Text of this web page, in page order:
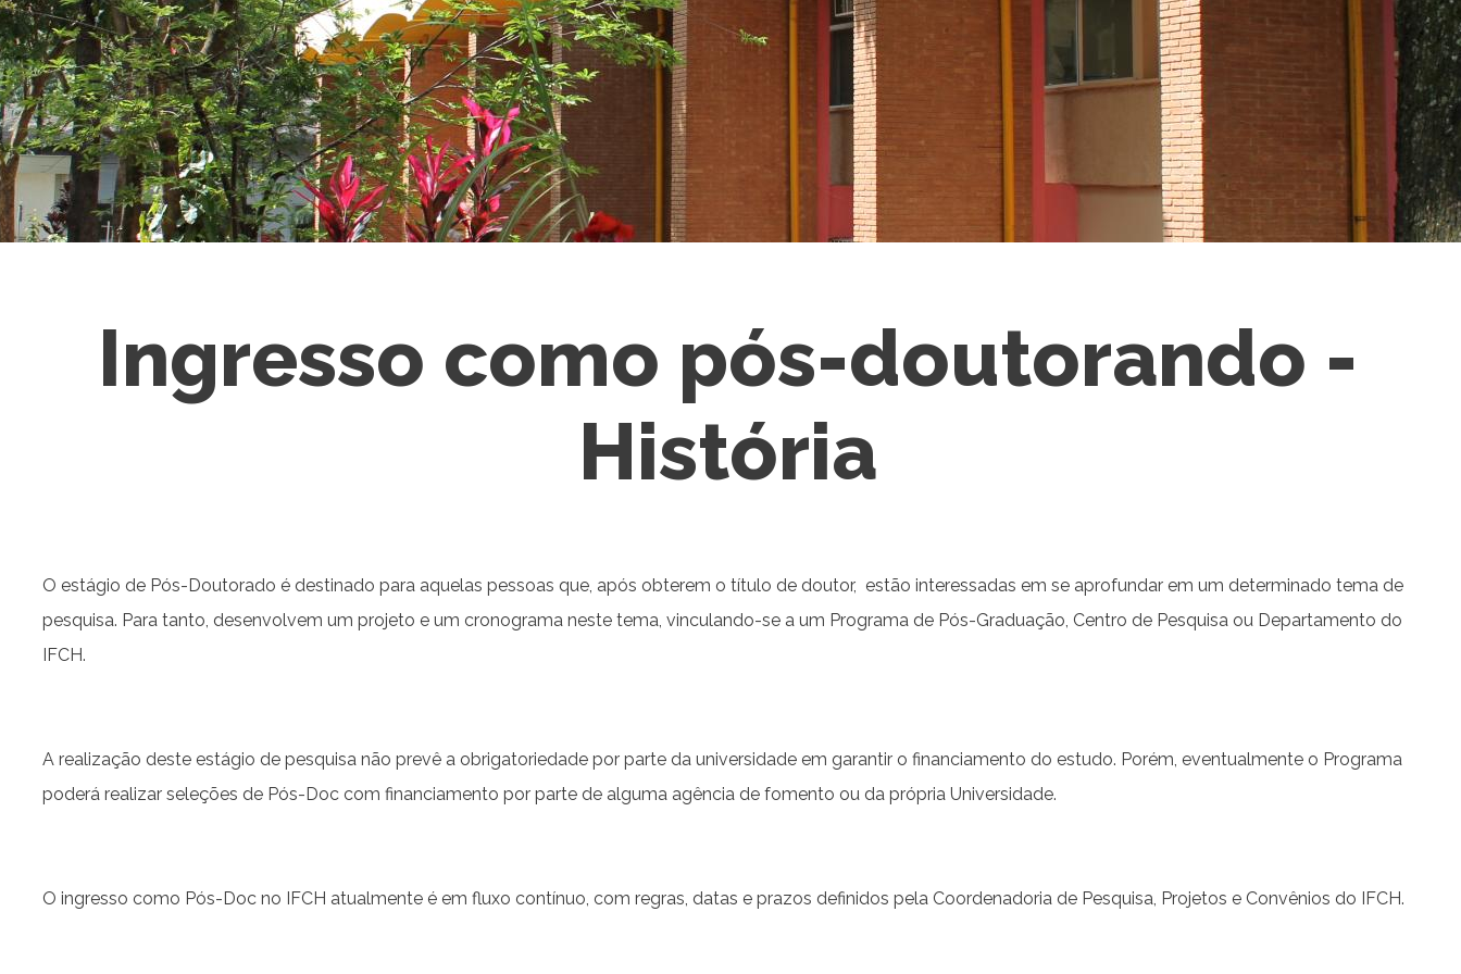
Ingresso como pós-doutorando -
História
O estágio de Pós-Doutorado é destinado para aquelas pessoas que, após obterem o título de doutor, estão interessadas em se aprofundar em um determinado tema de
pesquisa. Para tanto, desenvolvem um projeto e um cronograma neste tema, vinculando-se a um Programa de Pós-Graduação, Centro de Pesquisa ou Departamento do
IFCH.
A realização deste estágio de pesquisa não prevê a obrigatoriedade por parte da universidade em garantir o financiamento do estudo. Porém, eventualmente o Programa
poderá realizar seleções de Pós-Doc com financiamento por parte de alguma agência de fomento ou da própria Universidade.
O ingresso como Pós-Doc no IFCH atualmente é em fluxo contínuo, com regras, datas e prazos definidos pela Coordenadoria de Pesquisa, Projetos e Convênios do IFCH.